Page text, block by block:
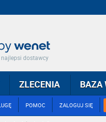
dostawcy
POMOC ZALOGUJ SIĘ
ZLECENIA BAZA